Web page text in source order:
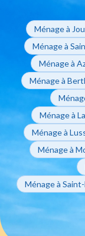
Ménage à
Ménage à
Ménage à
Ménage à
Ménage à
Ménage à
Ménage à
Ménage à